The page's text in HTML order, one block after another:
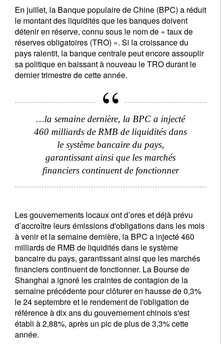
En juillet, la Banque populaire de Chine (BPC) a réduit
le montant des liquidités que les banques doivent
détenir en réserve, connu sous le nom de « taux de
réserves obligatoires (TRO) ». Si la croissance du
pays ralentit, la banque centrale peut encore assouplir
sa politique en baissant à nouveau le TRO durant le
dernier trimestre de cette année.
…la semaine dernière, la BPC a injecté
460 milliards de RMB de liquidités dans
le système bancaire du pays,
garantissant ainsi que les marchés
financiers continuent de fonctionner
Les gouvernements locaux ont d’ores et déjà prévu
d’accroître leurs émissions d'obligations dans les mois
à venir et la semaine dernière, la BPC a injecté 460
milliards de RMB de liquidités dans le système
bancaire du pays, garantissant ainsi que les marchés
financiers continuent de fonctionner. La Bourse de
Shanghai a ignoré les craintes de contagion de la
semaine précédente pour clôturer en hausse de 0,3%
le 24 septembre et le rendement de l'obligation de
référence à dix ans du gouvernement chinois s'est
établi à 2,88%, après un pic de plus de 3,3% cette
année.
Civilité Prénom
Nom
Je ne suis pas résident ou citoyen des Etats-Unis
Vos informations seront utilisées conformément à
politique de confidentialité